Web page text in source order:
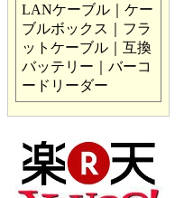
LANケーブル｜ケー
ブルボックス｜フラ
ットケーブル｜互換
バッテリー｜バーコ
ードリーダー